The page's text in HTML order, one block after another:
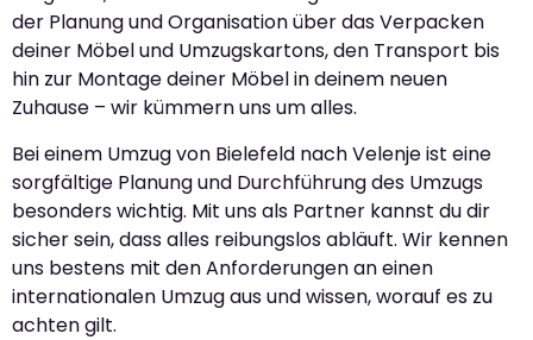
der Planung und Organisation über das Verpacken
deiner Möbel und Umzugskartons, den Transport bis
hin zur Montage deiner Möbel in deinem neuen
Zuhause – wir kümmern uns um alles.
Bei einem Umzug von Bielefeld nach Velenje ist eine
sorgfältige Planung und Durchführung des Umzugs
besonders wichtig. Mit uns als Partner kannst du dir
sicher sein, dass alles reibungslos abläuft. Wir kennen
uns bestens mit den Anforderungen an einen
internationalen Umzug aus und wissen, worauf es zu
achten gilt.